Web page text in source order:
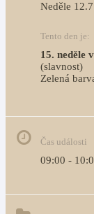
Neděle
Tento den je:
15. neděle
(slavnost)
Čas události
09:00 -